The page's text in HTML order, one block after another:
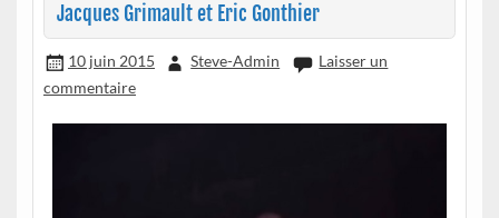
Jacques Grimault et Eric Gonthier
10 juin 2015 Steve-Admin
Laisser un
commentaire